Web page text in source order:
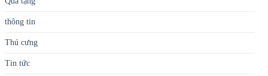
thông tin
Thú cưng
Tin tức